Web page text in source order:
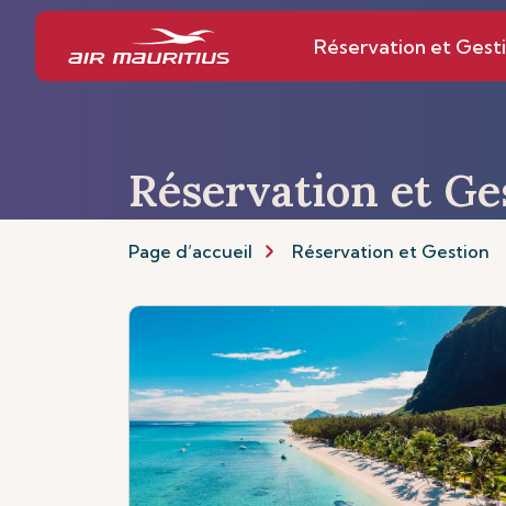
Réservation et
Réservation et
Page d’accueil Réservation et Gestion